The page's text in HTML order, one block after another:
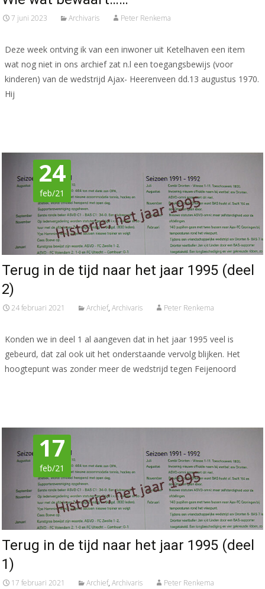
7 juni 2023 Archivaris Peter Renkema
Deze week ontving ik van een inwoner uit Ketelhaven een item
wat nog niet in ons archief zat n.l een toegangsbewijs (voor
kinderen) van de wedstrijd Ajax- Heerenveen dd.13 augustus 1970.
Hij
24
feb/21
Terug in de tijd naar het jaar 1995 (deel
2)
24 februari 2021 Archief, Archivaris Peter Renkema
Konden we in deel 1 al aangeven dat in het jaar 1995 veel is
gebeurd, dat zal ook uit het onderstaande vervolg blijken. Het
hoogtepunt was zonder meer de wedstrijd tegen Feijenoord
17
feb/21
Terug in de tijd naar het jaar 1995 (deel
1)
17 februari 2021 Archief, Archivaris Peter Renkema